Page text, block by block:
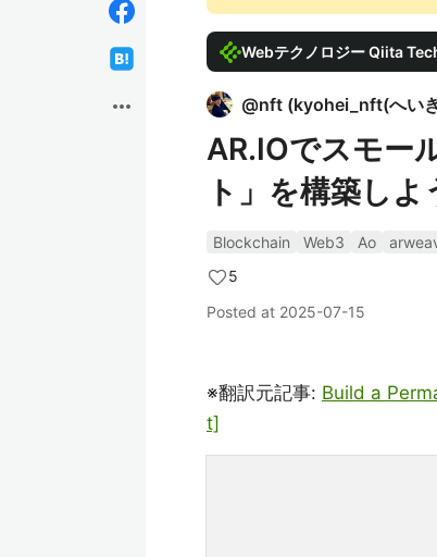
more_horiz
Webテクノロジー Qiita
@nft (kyohei_nft(へい
AR.IOでスモー
ト」を構築し
Blockchain Web3 Ao
5
Posted at 2025-07-15
※翻訳元記事: Build a
t]